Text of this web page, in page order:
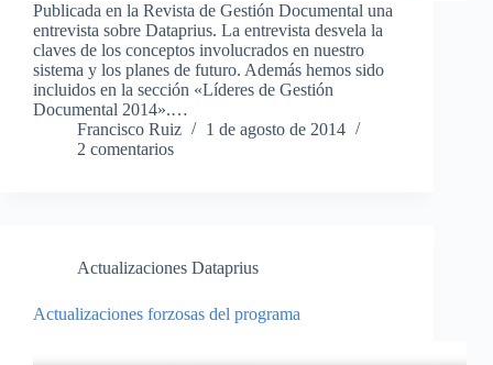
Publicada en la Revista de Gestión Documental una
entrevista sobre Dataprius. La entrevista desvela la
claves de los conceptos involucrados en nuestro
sistema y los planes de futuro. Además hemos sido
incluidos en la sección «Líderes de Gestión
Documental 2014».…
Francisco Ruiz
1 de agosto de 2014
2 comentarios
Actualizaciones Dataprius
Actualizaciones forzosas del programa